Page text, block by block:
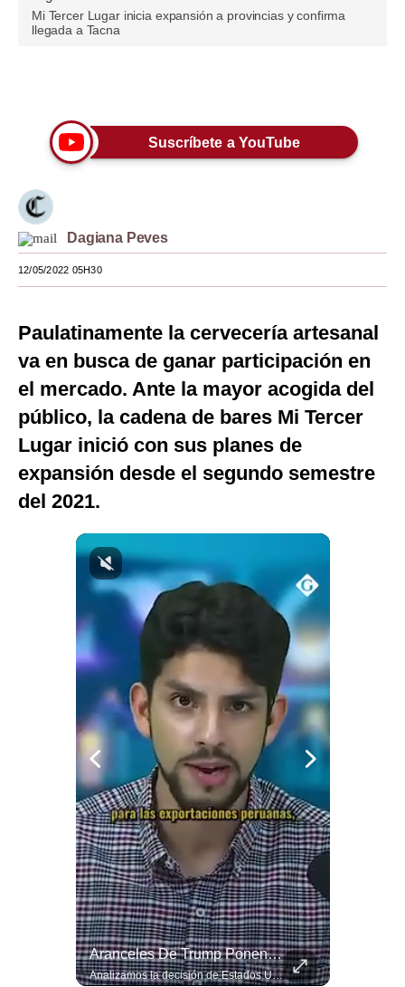
Pregunta de hoy
Viajes
Moda
Estilos
México
España
Internacional
Tecnología
Club del Suscriptor
G de Gestión
Notas Contratadas
Gestión TV
Fotogalerías
gestion.pe
Condiciones
Privacidad
Mi Tercer Lugar inicia expansión a provincias y confirma
llegada a Tacna
Suscríbete a YouTube
Dagiana Peves
12/05/2022 05H30
Paulatinamente la cervecería artesanal
va en busca de ganar participación en
el mercado. Ante la mayor acogida del
público, la cadena de bares Mi Tercer
Lugar inició con sus planes de
expansión desde el segundo semestre
del 2021.
Aranceles De Trump Ponen Bajo Presión A Las Exportaciones Del Perú | #EnClaveEconómica
Analizamos la decisión de Estados Unidos de imponer nuevos aranceles a Perú y otros 59 países por presuntos incumplimientos relacionados con el trabajo forzoso. Esta medida amenaza envíos peruanos valorados en más de US$ 5.300 millones, lo que representa casi la mitad de todo lo que el Perú exportó al mercado estadounidense el año pasado. #EconomiaPeru #ExportacionesPeru #DonaldTrump #Aranceles #ComercioExterior #ArancelesTrump #NoticiasPeru #EEUU 👉 Suscríbete y activa la campana para no perderte nuestro análisis diario. 🌎 Síguenos en nuestras redes sociales: 📌 Web oficial: https://gestion.pe/mundo/ 📌 LinkedIn: http://bit.ly/3HYIET0 📌 X (Twitter): http://bit.ly/4noZtX9 📌 TikTok: http://bit.ly/4evB6TO